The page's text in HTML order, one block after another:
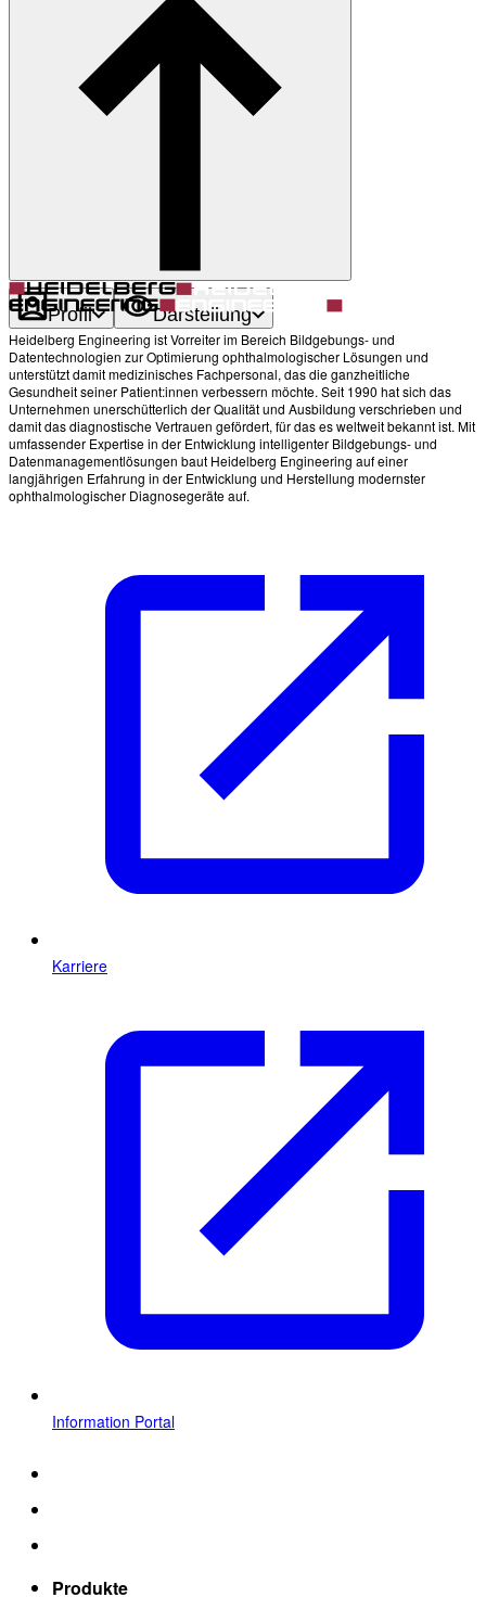
Darstellung
Heller Modus
Produkte
Profil Darstellung
Heidelberg Engineering ist Vorreiter im Bereich Bildgebungs- und
Datentechnologien zur Optimierung ophthalmologischer Lösungen und
unterstützt damit medizinisches Fachpersonal, das die ganzheitliche
Gesundheit seiner Patient:innen verbessern möchte. Seit 1990 hat sich das
Unternehmen unerschütterlich der Qualität und Ausbildung verschrieben und
damit das diagnostische Vertrauen gefördert, für das es weltweit bekannt ist. Mit
umfassender Expertise in der Entwicklung intelligenter Bildgebungs- und
Datenmanagementlösungen baut Heidelberg Engineering auf einer
langjährigen Erfahrung in der Entwicklung und Herstellung modernster
ophthalmologischer Diagnosegeräte auf.
Karriere
Information Portal
Produkte